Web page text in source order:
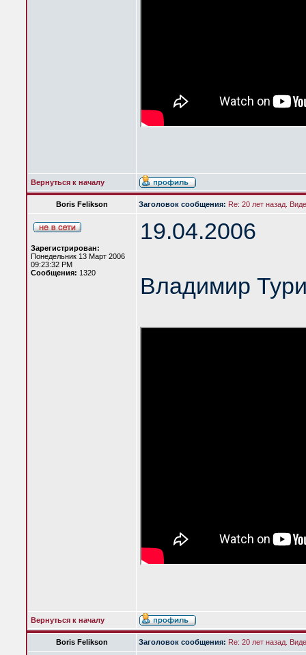
Вернуться к началу
Boris Felikson Заголовок сообщения: Re: 20 лет назад.
Зарегистрирован:
Понедельник 13 Март 2006
09:23:32 PM
Сообщения: 1320
19.04.2006
Владимир
Вернуться к началу
Boris Felikson Заголовок сообщения: Re: 20 лет назад.